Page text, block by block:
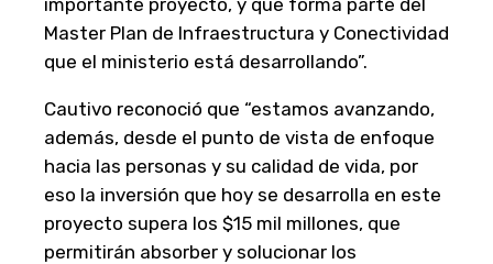
Master Plan de Infraestructura y Conectividad
que el ministerio está desarrollando”.
Cautivo reconoció que “estamos avanzando,
además, desde el punto de vista de enfoque
hacia las personas y su calidad de vida, por
eso la inversión que hoy se desarrolla en este
proyecto supera los $15 mil millones, que
permitirán absorber y solucionar los